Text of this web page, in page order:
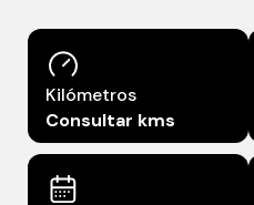
Kilómetros
Consultar kms